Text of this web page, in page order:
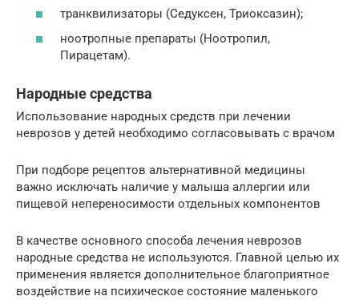
транквилизаторы (Седуксен, Триоксазин);
ноотропные препараты (Ноотропил,
Пирацетам).
Народные средства
Использование народных средств при лечении
неврозов у детей необходимо согласовывать с врачом
При подборе рецептов альтернативной медицины
важно исключать наличие у малыша аллергии или
пищевой непереносимости отдельных компонентов
В качестве основного способа лечения неврозов
народные средства не используются. Главной целью их
применения является дополнительное благоприятное
воздействие на психическое состояние маленького